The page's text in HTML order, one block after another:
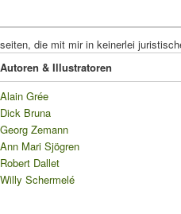
die mit mir in keinerlei
Autoren & Illustratoren
Alain Grée
Dick Bruna
Georg Zemann
Ann Mari Sjögren
Robert Dallet
Willy Schermelé